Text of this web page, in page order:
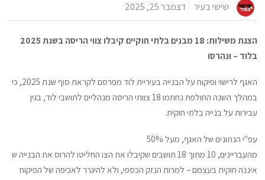
שישי בעיר דצמבר 25, 2025
הצגת משילות: 18 מבנים בלתי חוקיים קיבלו צווי הריסה בשנת 2025
בלוד – ונהרסו
האגף לרישוי ופיקוח על הבנייה בעיריית לוד מפרסם לקראת סוף שנת 2025, כי
במהלך השנה החולפת נחתמו 18 צוותי הריסה מנהליים לתושבי לוד, בגין
עבירות על בנייה בלתי חוקית.
עפ"י הנתונים של האגף, מעל 50%
מהעבריינים,
10 מתוך 18 תושבים שקיבלו את הצו החליטו להרוס את הבנייה ש
איננה חוקית בעצמם– למרות הנזק הכספי, ולא להיגרר לאכיפה של הפיקוח